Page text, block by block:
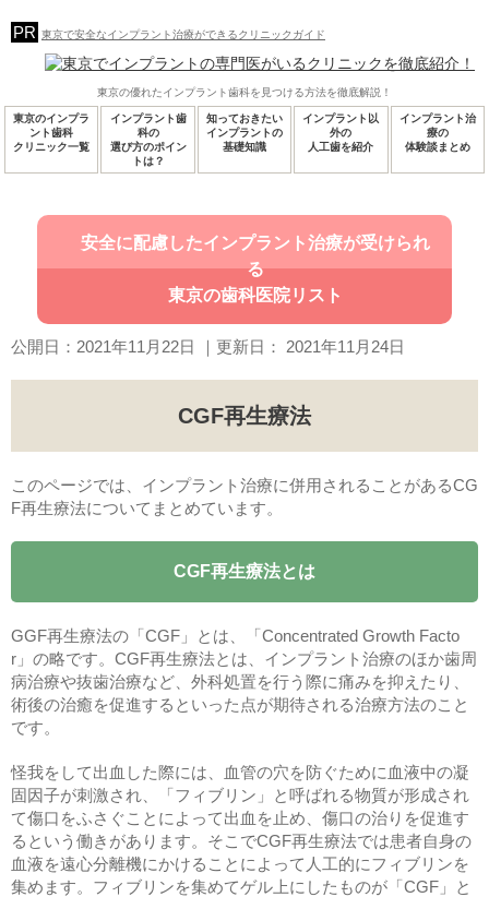
東京で安全なインプラント治療ができるクリニックガイド
東京の優れたインプラント歯科を見つける方法を徹底解説！
東京のインプラ
ント歯科
クリニック一覧
インプラント歯
科の
選び方のポイン
トは？
知っておきたい
インプラントの
基礎知識
インプラント以
外の
人工歯を紹介
インプラント治
療の
体験談まとめ
安全に配慮したインプラント治療が受けられ
る
東京の歯科医院リスト
公開日： 2021年11月22日 ｜更新日： 2021年11月24日
CGF再生療法
このページでは、インプラント治療に併用されることがあるCG
F再生療法についてまとめています。
CGF再生療法とは
GGF再生療法の「CGF」とは、「Concentrated Growth Facto
r」の略です。CGF再生療法とは、インプラント治療のほか歯周
病治療や抜歯治療など、外科処置を行う際に痛みを抑えたり、
術後の治癒を促進するといった点が期待される治療方法のこと
です。
怪我をして出血した際には、血管の穴を防ぐために血液中の凝
固因子が刺激され、「フィブリン」と呼ばれる物質が形成され
て傷口をふさぐことによって出血を止め、傷口の治りを促進す
るという働きがあります。そこでCGF再生療法では患者自身の
血液を遠心分離機にかけることによって人工的にフィブリンを
集めます。フィブリンを集めてゲル上にしたものが「CGF」と